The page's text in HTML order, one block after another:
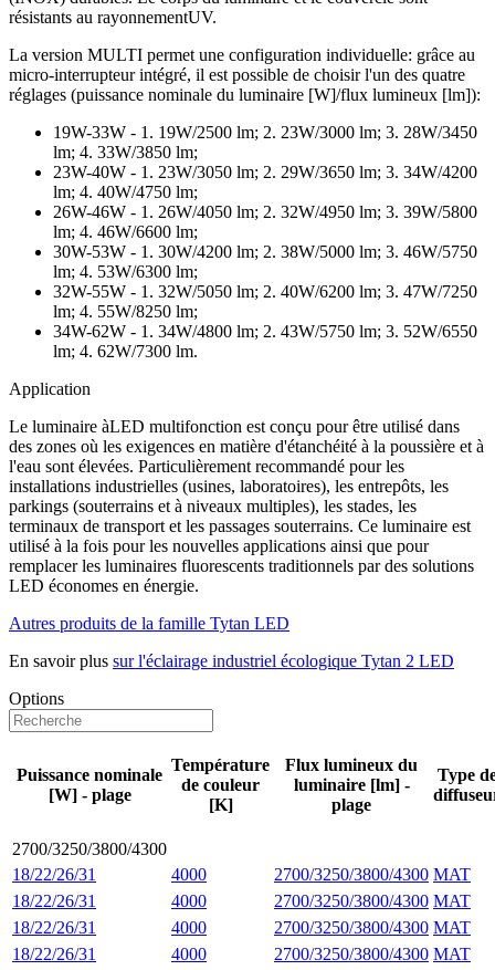
résistants au rayonnementUV.
La version MULTI permet une configuration individuelle: grâce au
micro-interrupteur intégré, il est possible de choisir l'un des quatre
réglages (puissance nominale du luminaire [W]/flux lumineux [lm]):
19W-33W - 1. 19W/2500 lm; 2. 23W/3000 lm; 3. 28W/3450
lm; 4. 33W/3850 lm;
23W-40W - 1. 23W/3050 lm; 2. 29W/3650 lm; 3. 34W/4200
lm; 4. 40W/4750 lm;
26W-46W - 1. 26W/4050 lm; 2. 32W/4950 lm; 3. 39W/5800
lm; 4. 46W/6600 lm;
30W-53W - 1. 30W/4200 lm; 2. 38W/5000 lm; 3. 46W/5750
lm; 4. 53W/6300 lm;
32W-55W - 1. 32W/5050 lm; 2. 40W/6200 lm; 3. 47W/7250
lm; 4. 55W/8250 lm;
34W-62W - 1. 34W/4800 lm; 2. 43W/5750 lm; 3. 52W/6550
lm; 4. 62W/7300 lm.
Application
Le luminaire àLED multifonction est conçu pour être utilisé dans
des zones où les exigences en matière d'étanchéité à la poussière et à
l'eau sont élevées. Particulièrement recommandé pour les
installations industrielles (usines, laboratoires), les entrepôts, les
parkings (souterrains et à niveaux multiples), les stades, les
terminaux de transport et les passages souterrains. Ce luminaire est
utilisé à la fois pour les nouvelles applications ainsi que pour
remplacer les luminaires fluorescents traditionnels par des solutions
LED économes en énergie.
Autres produits de la famille Tytan LED
En savoir plus sur l'éclairage industriel écologique Tytan 2 LED
Options
Puissance nominale
[W] - plage
Température
de couleur
[K]
Flux lumineux du
luminaire [lm] -
plage
Type
2700/3250/3800/4300
18/22/26/31
4000 2700/3250/3800/4300 MAT
18/22/26/31
4000 2700/3250/3800/4300 MAT
18/22/26/31
4000 2700/3250/3800/4300 MAT
18/22/26/31
4000 2700/3250/3800/4300 MAT